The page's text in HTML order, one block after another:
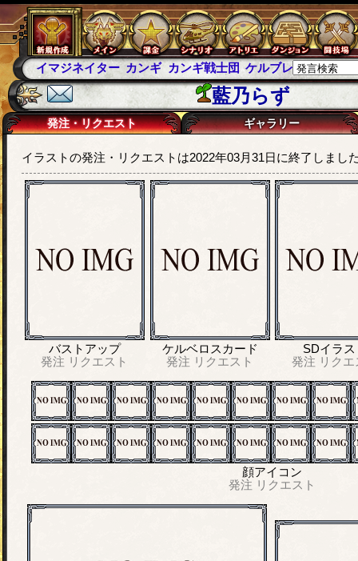
イマジネイター カンギ カンギ戦士団 ケルブレ ケルベロ
藍乃らず
発注・リクエスト ギャラリー
イラストの発注・リクエストは2022年03月31日に終了しまし
バストアップ
発注 リクエスト
ケルベロスカード
発注 リクエスト
SDイラス
発注 リク
顔アイコン
発注 リクエスト